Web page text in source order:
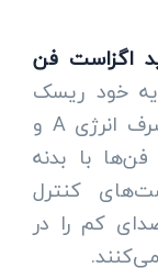
اگزاست فن
خود ریسک
نمی‌کنید و دستگاهی با راندمان مصرف انرژی A و
با بدنه
کنترل
کم را در